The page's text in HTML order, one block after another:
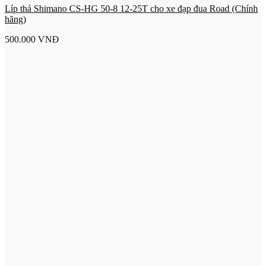
Líp thả Shimano CS-HG 50-8 12-25T cho xe đạp đua Road (Chính
hãng)
500.000 VNĐ